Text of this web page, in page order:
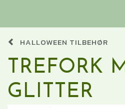
HALLOWEEN TILBEHØR
TREFORK
GLITTER